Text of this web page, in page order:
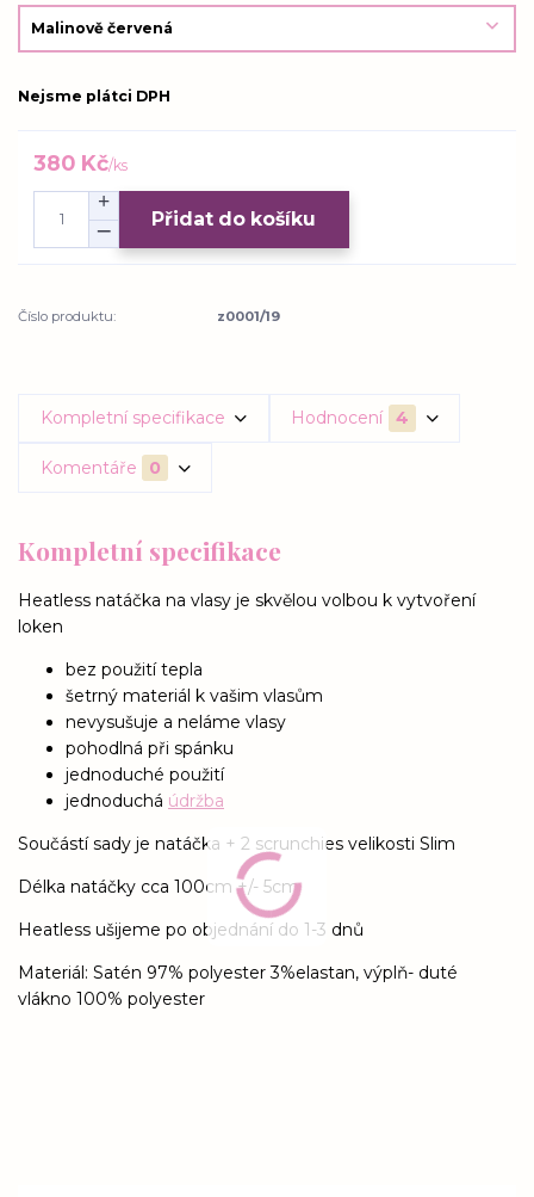
Nejsme plátci DPH
380 Kč/ks
Přidat do košíku
Číslo produktu: z0001/19
Kompletní specifikace Hodnocení 4
Komentáře 0
Kompletní specifikace
Heatless natáčka na vlasy je skvělou volbou k vytvoření
loken
bez použití tepla
šetrný materiál k vašim vlasům
nevysušuje a neláme vlasy
pohodlná při spánku
jednoduché použití
jednoduchá údržba
Součástí sady je natáčka + 2 scrunchies velikosti Slim
Délka natáčky cca 100cm +/- 5cm
Heatless ušijeme po objednání do 1-3 dnů
Materiál: Satén 97% polyester 3%elastan, výplň- duté
vlákno 100% polyester